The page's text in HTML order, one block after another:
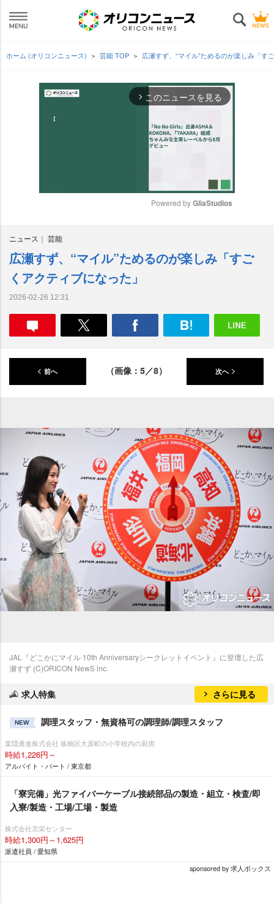
ホーム (オリコンニュース) 芸能 TOP 広瀬すず、“マイル”ためるのが楽しみ「す
arrow_forward_ios このニュースを見る
e
Powered by GliaStudios
ニュース 芸能
広瀬すず、“マイル”ためるのが楽しみ「すご
くアクティブになった」
2026-02-26 12:31
前へ （画像：5／8） 次へ
JAL『どこかにマイル 10th Anniversaryシークレットイベント』に登壇した広
瀬すず (C)ORICON NewS inc.
求人特集 さらに見る
NEW 調理スタッフ・無資格可の調理師/調理スタッフ
葉隠勇進株式会社 板橋区大原町の小学校内の厨房
時給1,226円～
アルバイト・パート / 東京都
「寮完備」光ファイバーケーブル接続部品の製造・組立・検査/即
入寮/製造・工場/工場・製造
株式会社京栄センター
時給1,300円～1,625円
派遣社員 / 愛知県
sponsored by 求人ボックス